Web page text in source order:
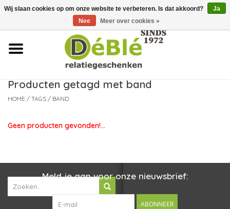
Over ons
Contact
Nieuws
Leveringsvoorwaarden
Producten getagd met band
HOME / TAGS / BAND
Geen producten gevonden!...
Meld je aan voor onze nieuwsbrief:
ABONNEER
Wij slaan cookies op om onze website te verbeteren. Is dat akkoord?
Ja
Nee
Meer over cookies »